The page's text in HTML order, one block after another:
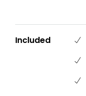
Included